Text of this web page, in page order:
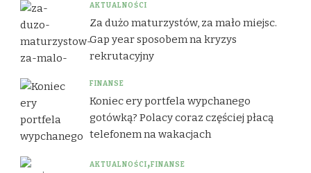
AKTUALNOŚCI
Za dużo maturzystów, za mało miejsc.
Gap year sposobem na kryzys
rekrutacyjny
FINANSE
Koniec ery portfela wypchanego
gotówką? Polacy coraz częściej płacą
telefonem na wakacjach
AKTUALNOŚCI FINANSE